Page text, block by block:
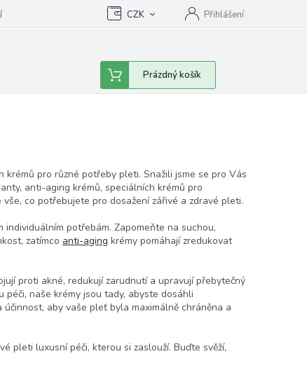
CZK Přihlášení
Nákupní
košík
Prázdný košík
pro různé potřeby pleti. Snažili jsme se pro Vás
anti-aging krémů, speciálních krémů pro
co potřebujete pro dosažení zářivé a zdravé pleti.
potřebám. Zapomeňte na suchou,
zatímco anti-aging krémy pomáhají zredukovat
proti akné, redukují zarudnutí a upravují přebytečný
naše krémy jsou tady, abyste dosáhli
aby vaše pleť byla maximálně chráněna a
pleti luxusní péči, kterou si zaslouží. Buďte svěží,